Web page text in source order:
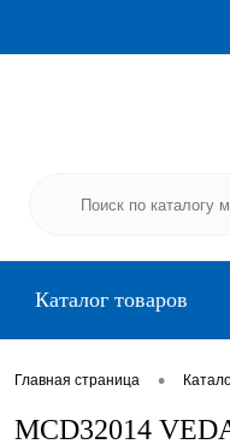
Каталог товаров
Главная страница •
MCD32014